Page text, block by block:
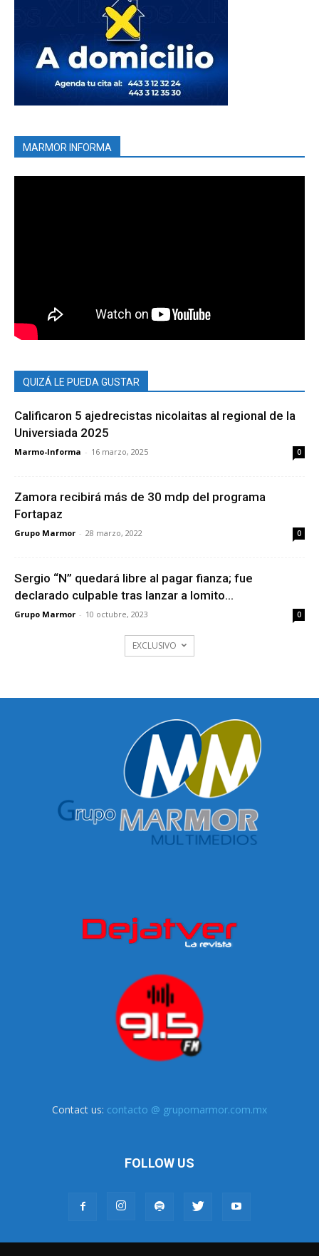
MARMOR INFORMA
QUIZÁ LE PUEDA GUSTAR
Calificaron 5 ajedrecistas nicolaitas al regional de la
Universiada 2025
Marmo-Informa - 16 marzo, 2025 0
Zamora recibirá más de 30 mdp del programa
Fortapaz
Grupo Marmor - 28 marzo, 2022 0
Sergio “N” quedará libre al pagar fianza; fue
declarado culpable tras lanzar a lomito...
Grupo Marmor - 10 octubre, 2023 0
EXCLUSIVO
Contact us: contacto @ grupomarmor.com.mx
FOLLOW US